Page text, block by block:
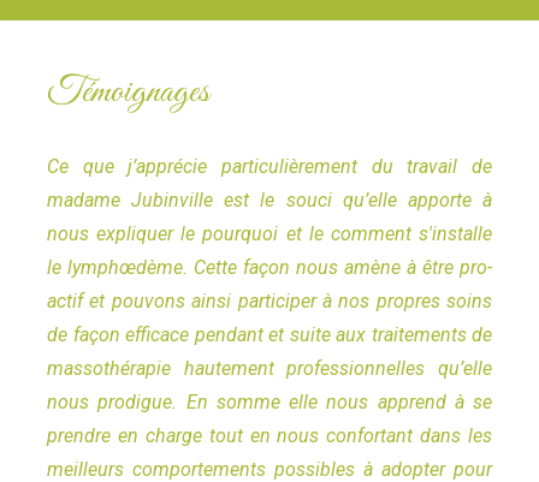
Témoignages
Ce que j’apprécie particulièrement du travail de
madame Jubinville est le souci qu’elle apporte à
nous expliquer le pourquoi et le comment s'installe
le lymphœdème. Cette façon nous amène à être pro-
actif et pouvons ainsi participer à nos propres soins
de façon efficace pendant et suite aux traitements de
massothérapie hautement professionnelles qu’elle
nous prodigue. En somme elle nous apprend à se
prendre en charge tout en nous confortant dans les
meilleurs comportements possibles à adopter pour